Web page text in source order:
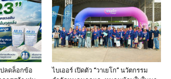
ปลดล็อกข้อ
ไบเออร์ เปิดตัว “วาเยโก” นวัตกรรม